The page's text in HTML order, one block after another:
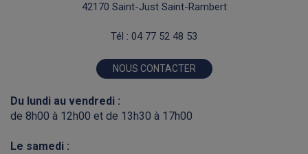
42170 Saint-Just Saint-Rambert
Tél : 04 77 52 48 53
NOUS CONTACTER
Du lundi au vendredi :
de 8h00 à 12h00 et de 13h30 à 17h00
Le samedi :